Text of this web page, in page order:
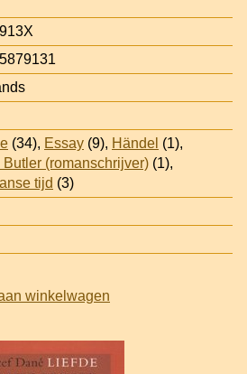
(34), Essay (9), Händel (1),
Butler (romanschrijver) (1),
tijd (3)
winkelwagen